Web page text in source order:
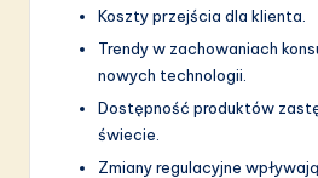
Koszty przejścia dla klienta.
Trendy w zachowaniach
nowych technologii.
Dostępność produktów
świecie.
Zmiany regulacyjne